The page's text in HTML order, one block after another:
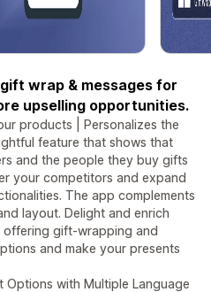
wrap & messages for
upselling opportunities.
products | Personalizes the
feature that shows that
and the people they buy gifts
your competitors and expand
The app complements
layout. Delight and enrich
gift-wrapping and
and make your presents
Options with Multiple Language